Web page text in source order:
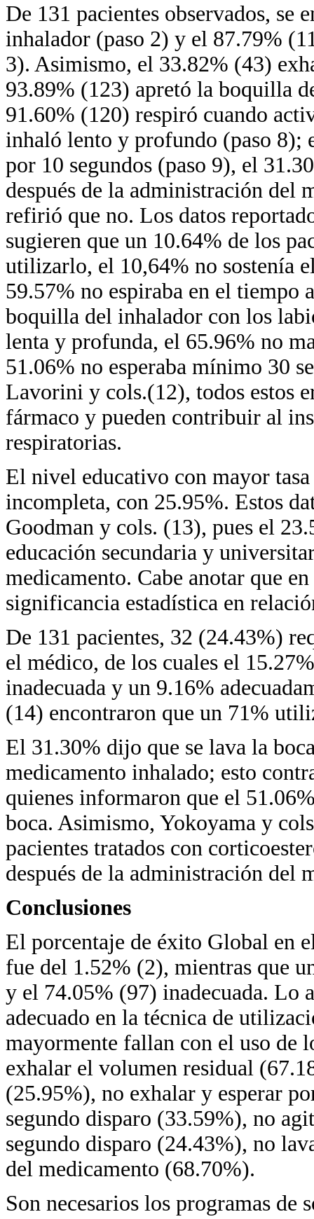
De 131 pacientes observados, se
inhalador (paso 2) y el 87.79%
3). Asimismo, el 33.82% (43)
93.89% (123) apretó la boquilla
91.60% (120) respiró cuando
inhaló lento y profundo (paso 8);
por 10 segundos (paso 9), el
después de la administración del
refirió que no. Los datos
sugieren que un 10.64% de los
utilizarlo, el 10,64% no sostenía
59.57% no espiraba en el tiempo
boquilla del inhalador con los
lenta y profunda, el 65.96% no
51.06% no esperaba mínimo 30
Lavorini y cols.(12), todos estos
fármaco y pueden contribuir al
respiratorias.
El nivel educativo con mayor
incompleta, con 25.95%. Estos
Goodman y cols. (13), pues el
educación secundaria y
medicamento. Cabe anotar que
significancia estadística en
De 131 pacientes, 32 (24.43%)
el médico, de los cuales el
inadecuada y un 9.16%
(14) encontraron que un 71%
El 31.30% dijo que se lava la
medicamento inhalado; esto
quienes informaron que el
boca. Asimismo, Yokoyama y
pacientes tratados con
después de la administración del
Conclusiones
El porcentaje de éxito Global en
fue del 1.52% (2), mientras que
y el 74.05% (97) inadecuada. Lo
adecuado en la técnica de
mayormente fallan con el uso de
exhalar el volumen residual
(25.95%), no exhalar y esperar
segundo disparo (33.59%), no
segundo disparo (24.43%), no
del medicamento (68.70%).
Son necesarios los programas de